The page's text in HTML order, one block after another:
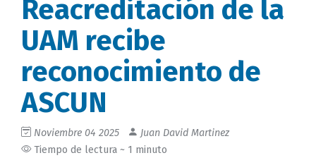
Reacreditación de la
UAM recibe
reconocimiento de
ASCUN
Noviembre 04 2025
Juan David Martinez
Tiempo de lectura ~ 1 minuto